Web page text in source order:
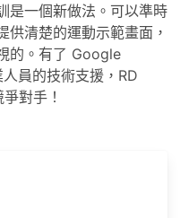
是一個新做法。可以準時
供清楚的運動示範畫面，
的。有了 Google
員的技術支援，RD
對手！